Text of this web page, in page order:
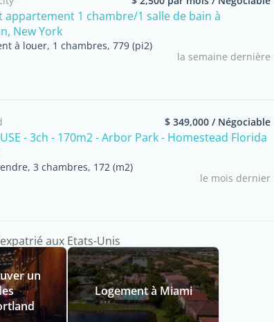
appartement 1 chambre/1 salle de bain à
New York
à louer, 1 chambres, 779 (pi2)
la semaine dernière
$ 349,000 / Négociable
- 3ch - 170m2 - Arbor Park - Homestead Florida
3 chambres, 172 (m2)
le mois dernier
aux Etats-Unis
un
Logement à Miami